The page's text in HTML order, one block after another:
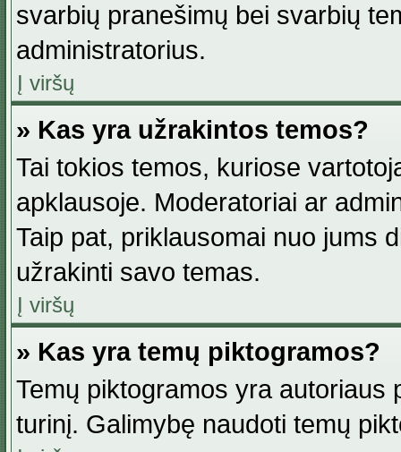
svarbių pranešimų bei svarbių
administratorius.
Į viršų
» Kas yra užrakintos temos?
Tai tokios temos, kuriose
apklausoje. Moderatoriai ar
Taip pat, priklausomai nuo jums
užrakinti savo temas.
Į viršų
» Kas yra temų piktogramos?
Temų piktogramos yra autoriaus
turinį. Galimybę naudoti temų